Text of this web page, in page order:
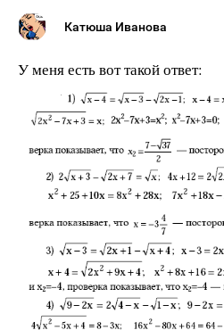
Катюша Иванова
У меня есть вот такой ответ: